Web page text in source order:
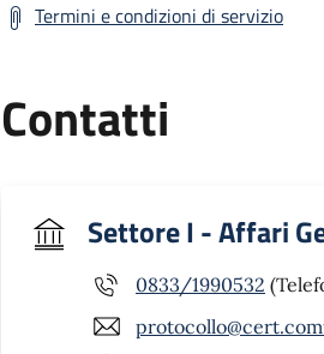
Termini e condizioni di servizio
Contatti
Settore I - Affari
0833/1990532